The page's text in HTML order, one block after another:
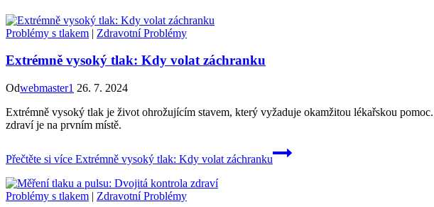
Problémy s tlakem | Zdravotní Problémy
Extrémně vysoký tlak: Kdy volat záchranku
Odwebmaster1 26. 7. 2024
Extrémně vysoký tlak je život ohrožujícím stavem, který vyžaduje okamžitou lékařskou
zdraví je na prvním místě.
Přečtěte si více Extrémně vysoký tlak: Kdy volat záchranku
Problémy s tlakem | Zdravotní Problémy